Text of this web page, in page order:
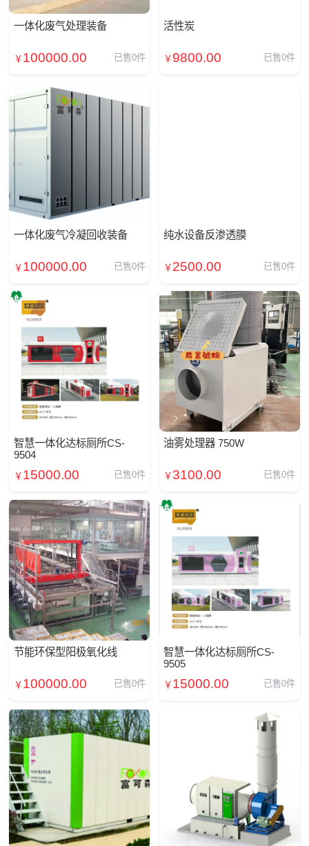
一体化废气处理装备
￥ 100000.00 已售0件
活性炭
￥ 9800.00 已售0件
一体化废气冷凝回收装备
￥ 100000.00 已售0件
纯水设备反渗透膜
￥ 2500.00 已售0件
智慧一体化达标厕所CS-
9504
￥ 15000.00 已售0件
油雾处理器 750W
￥3100.00 已售0件
节能环保型阳极氧化线
￥ 100000.00 已售0件
智慧一体化达标厕所CS-
9505
￥ 15000.00 已售0件